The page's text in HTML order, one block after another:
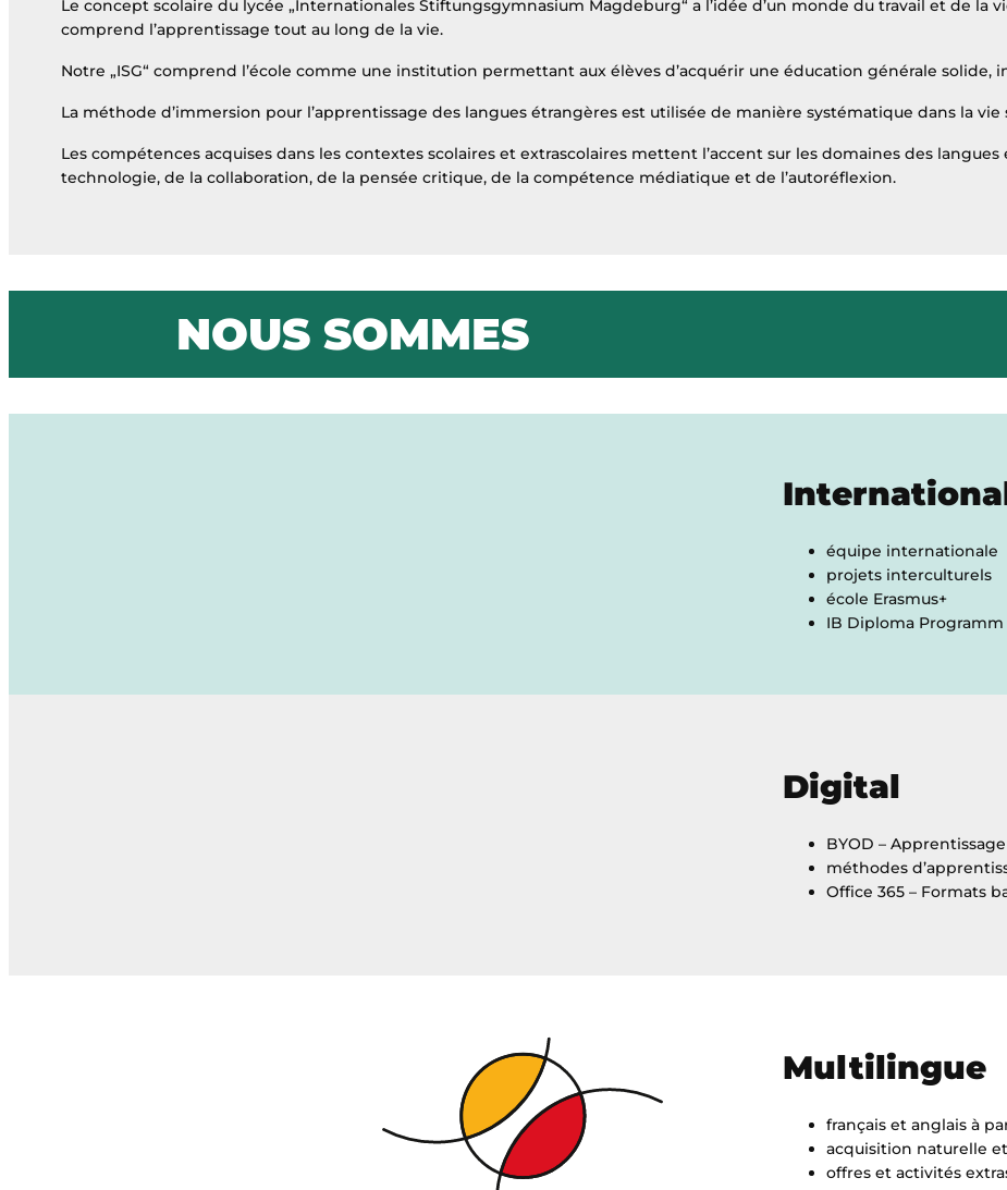
Le concept scolaire du lycée „Internationales Stiftungsgymnasium Magdeburg“ a l’idée d’un monde du travail et de
comprend l’apprentissage tout au long de la vie.
Notre „ISG“ comprend l’école comme une institution permettant aux élèves d’acquérir une éducation générale
La méthode d’immersion pour l’apprentissage des langues étrangères est utilisée de manière systématique dans la vie
Les compétences acquises dans les contextes scolaires et extrascolaires mettent l’accent sur les domaines des
technologie, de la collaboration, de la pensée critique, de la compétence médiatique et de l’autoréflexion.
NOUS SOMMES
équipe internationale
projets interculturels
école Erasmus+
IB Diploma Programm
Digital
BYOD –
méthodes
Office 365 – Formats
Multilingue
français et anglais à
acquisition naturelle
offres et activités